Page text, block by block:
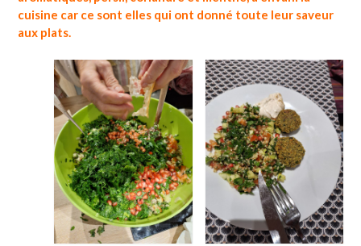
cuisine car ce sont elles qui ont donné toute leur saveur
aux plats.